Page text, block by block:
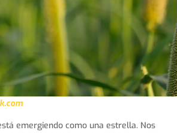
emergiendo como una estrella. Nos